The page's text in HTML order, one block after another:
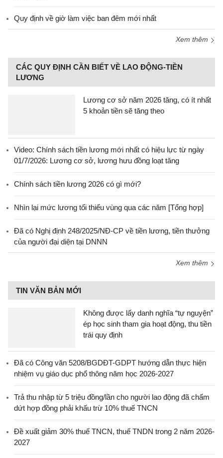
Quy định về giờ làm việc ban đêm mới nhất
Xem thêm
CÁC QUY ĐỊNH CẦN BIẾT VỀ LAO ĐỘNG-TIỀN
LƯƠNG
Lương cơ sở năm 2026 tăng, có ít nhất
5 khoản tiền sẽ tăng theo
Video: Chính sách tiền lương mới nhất có hiệu lực từ ngày
01/7/2026: Lương cơ sở, lương hưu đồng loạt tăng
Chính sách tiền lương 2026 có gì mới?
Nhìn lại mức lương tối thiểu vùng qua các năm [Tổng hợp]
Đã có Nghị định 248/2025/NĐ-CP về tiền lương, tiền thưởng
của người đại diện tại DNNN
Xem thêm
TIN VĂN BẢN MỚI
Không được lấy danh nghĩa “tự nguyện”
ép học sinh tham gia hoạt động, thu tiền
trái quy định
Đã có Công văn 5208/BGDĐT-GDPT hướng dẫn thực hiện
nhiệm vụ giáo dục phổ thông năm học 2026-2027
Trả thu nhập từ 5 triệu đồng/lần cho người lao động đã chấm
dứt hợp đồng phải khấu trừ 10% thuế TNCN
Đề xuất giảm 30% thuế TNCN, thuế TNDN trong 2 năm 2026-
2027